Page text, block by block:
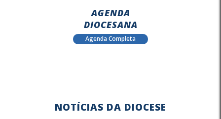
AGENDA
DIOCESANA
Agenda Completa
NOTÍCIAS DA DIOCESE